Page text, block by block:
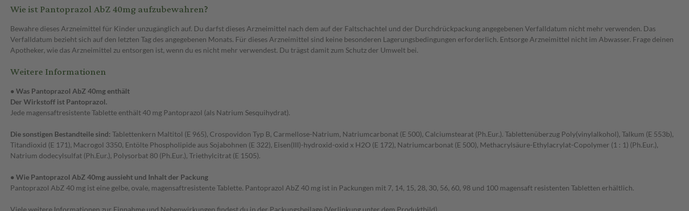
Wie ist Pantoprazol AbZ 40mg aufzubewahren?
Bewahre dieses Arzneimittel für Kinder unzugänglich auf. Du darfst dieses Arzneimittel nach dem auf der Faltschachtel und der Durchdrückpackung angegebenen Verfalldatum nicht mehr verwenden. Das
Verfalldatum bezieht sich auf den letzten Tag des angegebenen Monats. Für dieses Arzneimittel sind keine besonderen Lagerungsbedingungen erforderlich. Entsorge Arzneimittel nicht im Abwasser. Frage deinen
Apotheker, wie das Arzneimittel zu entsorgen ist, wenn du es nicht mehr verwendest. Du trägst damit zum Schutz der Umwelt bei.
Weitere Informationen
• Was Pantoprazol AbZ 40mg enthält
Der Wirkstoff ist Pantoprazol.
Jede magensaftresistente Tablette enthält 40 mg Pantoprazol (als Natrium Sesquihydrat).
Die sonstigen Bestandteile sind: Tablettenkern Maltitol (E 965), Crospovidon Typ B, Carmellose-Natrium, Natriumcarbonat (E 500), Calciumstearat (Ph.Eur.). Tablettenüberzug Poly(vinylalkohol), Talkum (E 553b),
Titandioxid (E 171), Macrogol 3350, Entölte Phospholipide aus Sojabohnen (E 322), Eisen(III)-hydroxid-oxid x H2O (E 172), Natriumcarbonat (E 500), Methacrylsäure-Ethylacrylat-Copolymer (1 : 1) (Ph.Eur.),
Natrium dodecylsulfat (Ph.Eur.), Polysorbat 80 (Ph.Eur.), Triethylcitrat (E 1505).
• Wie Pantoprazol AbZ 40mg aussieht und Inhalt der Packung
Pantoprazol AbZ 40 mg ist eine gelbe, ovale, magensaftresistente Tablette. Pantoprazol AbZ 40 mg ist in Packungen mit 7, 14, 15, 28, 30, 56, 60, 98 und 100 magensaft resistenten Tabletten erhältlich.
Viele weitere Informationen zur Einnahme und Nebenwirkungen findest du in der Packungsbeilage (Verlinkung unter dem Produktbild).